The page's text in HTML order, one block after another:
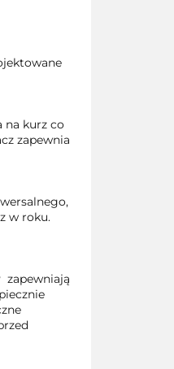
na kurz co
zapewnia
w roku.
zapewniają